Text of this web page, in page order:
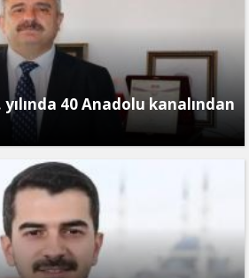
yılında 40 Anadolu kanalından